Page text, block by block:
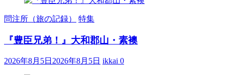
問注所（旅の記録） 特集
『豊臣兄弟！』大和郡山・素襖
2026年8月5日 2026年8月5日 ikkai 0